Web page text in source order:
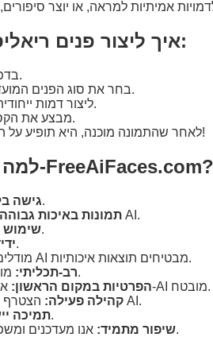
איך ליצור פנים ריאליסטיות:
פתח את FreeAiFaces.com בדפדפן שלך.
בחר את סוג הפנים המועדף עליך: תמונת גוף מלא, גבר או אישה.
לחץ על כפתור 'רענן' כדי לאפשר ל-AI ליצור דמות ייחודית.
המתן מספר שניות בזמן שה-AI מבצע את הקסם שלו.
לאחר שהתמונה מוכנה, היא תופיע על המסך—לחץ על 'הורד' כדי לשמור אותה!
למה לבחור ב-FreeAiFaces.com?
גישהצור כמה תמונות שתרצה.
תמונות באיכות תמונות ריאליסטיות שנוצרו באמצעות AI.
שימושללא עלויות נסתרות או מגבלות.
ממשק פשוט וניווט קל.
מודלים מתקדמים מבוססי AI מבטיחים תוצאות איכותיות.
רב-תכליתי:מושלם לעיצוב, שיווק, יצירת סיפורים ועוד.
הפרטיות במקום הראשון:
אין דמיון לאנשים אמיתיים, שימוש אתי ב-AI מובטח.
קהילה פעילה: הצטרף ליוצרים החוקרים תמונות שנוצרו על ידי AI.
תמיכהזקוק לעזרה? אנחנו כאן בשבילך.
שיפור מתמיד:אנו מעדכנים ומשפרים את הפלטפורמה שלנו באופן קבוע.